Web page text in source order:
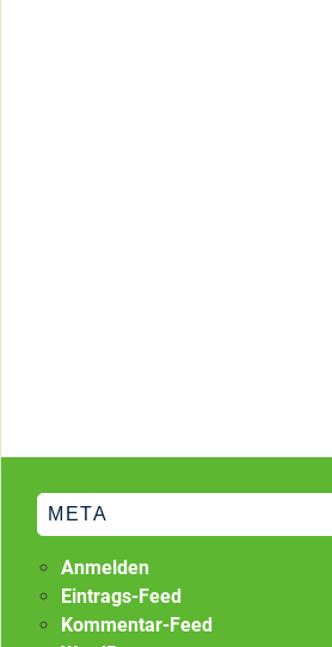
META
Anmelden
Eintrags-Feed
Kommentar-Feed